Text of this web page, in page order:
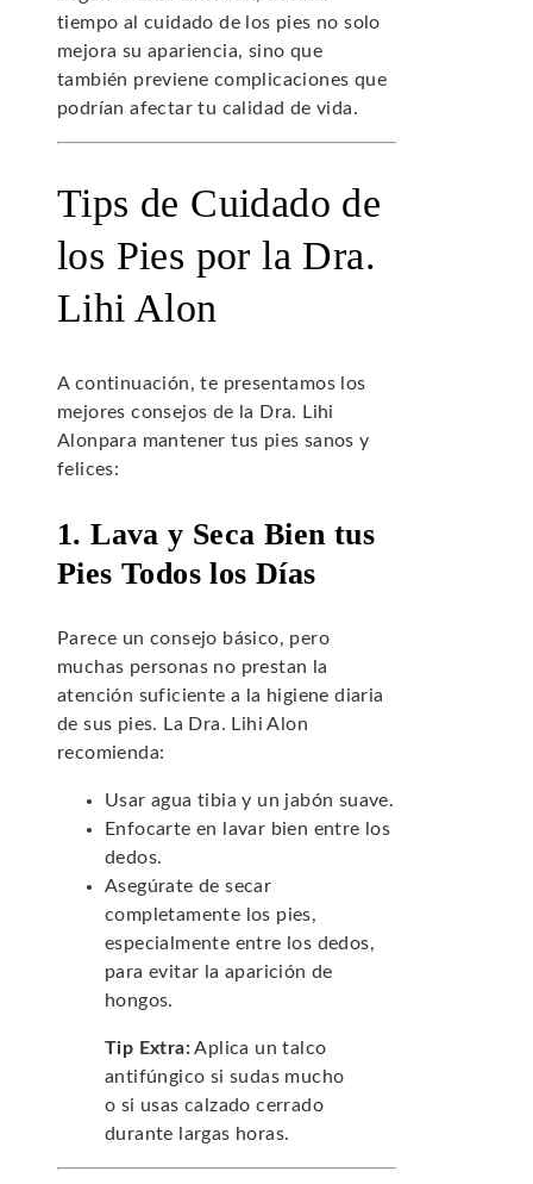
tiempo al cuidado de los pies no solo
mejora su apariencia, sino que
también previene complicaciones que
podrían afectar tu calidad de vida.
Tips de Cuidado de
los Pies por la Dra.
Lihi Alon
A continuación, te presentamos los
mejores consejos de la Dra. Lihi
Alonpara mantener tus pies sanos y
felices:
1. Lava y Seca Bien tus
Pies Todos los Días
Parece un consejo básico, pero
muchas personas no prestan la
atención suficiente a la higiene diaria
de sus pies. La Dra. Lihi Alon
recomienda:
Usar agua tibia y un jabón suave.
Enfocarte en lavar bien entre los
dedos.
Asegúrate de secar
completamente los pies,
especialmente entre los dedos,
para evitar la aparición de
hongos.
Tip Extra:Aplica un talco
antifúngico si sudas mucho
o si usas calzado cerrado
durante largas horas.